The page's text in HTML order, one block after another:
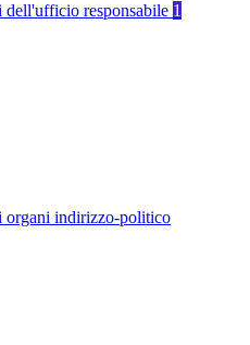
dell'ufficio responsabile 1
organi indirizzo-politico